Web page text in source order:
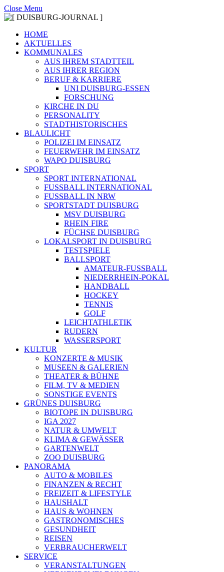
Close Menu
HOME
AKTUELLES
KOMMUNALES
AUS IHREM STADTTEIL
AUS IHRER REGION
BERUF & KARRIERE
UNI DUISBURG-ESSEN
FORSCHUNG
KIRCHE IN DU
PERSONALITY
STADTHISTORISCHES
BLAULICHT
POLIZEI IM EINSATZ
FEUERWEHR IM EINSATZ
WAPO DUISBURG
SPORT
SPORT INTERNATIONAL
FUSSBALL INTERNATIONAL
FUSSBALL IN NRW
SPORTSTADT DUISBURG
MSV DUISBURG
RHEIN FIRE
FÜCHSE DUISBURG
LOKALSPORT IN DUISBURG
TESTSPIELE
BALLSPORT
AMATEUR-FUSSBALL
NIEDERRHEIN-POKAL
HANDBALL
HOCKEY
TENNIS
GOLF
LEICHTATHLETIK
RUDERN
WASSERSPORT
KULTUR
KONZERTE & MUSIK
MUSEEN & GALERIEN
THEATER & BÜHNE
FILM, TV & MEDIEN
SONSTIGE EVENTS
GRÜNES DUISBURG
BIOTOPE IN DUISBURG
IGA 2027
NATUR & UMWELT
KLIMA & GEWÄSSER
GARTENWELT
ZOO DUISBURG
PANORAMA
AUTO & MOBILES
FINANZEN & RECHT
FREIZEIT & LIFESTYLE
HAUSHALT
HAUS & WOHNEN
GASTRONOMISCHES
GESUNDHEIT
REISEN
VERBRAUCHERWELT
SERVICE
VERANSTALTUNGEN